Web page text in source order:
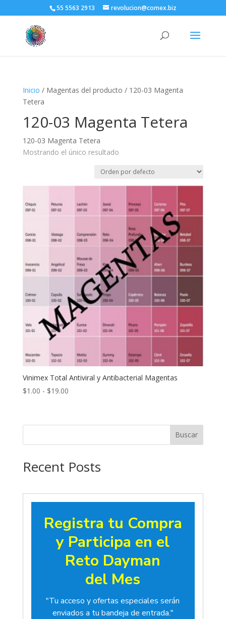
55 5563 2913 revolucion@comex.biz
Inicio / Magentas del producto / 120-03 Magenta
Tetera
120-03 Magenta Tetera
120-03 Magenta Tetera
Mostrando el único resultado
Vinimex Total Antiviral y Antibacterial Magentas
$1.00 - $19.00Rango
desde
Buscar
Recent Posts
Registra tu Compra
y Participa en el
Reto Dayman
del Mes
"Tu acceso y ofertas especiales serán
enviados a tu bandeja de entrada."